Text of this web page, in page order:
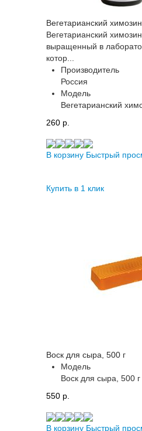
Вегетарианский химозин
Вегетарианский
выращенный в
котор...
Производитель
Россия
Модель
Вегетарианский
260 p.
В корзину Быстрый
Купить в 1 клик
Воск для сыра, 500 г
Модель
Воск для сыра, 500 г
550 p.
В корзину Быстрый